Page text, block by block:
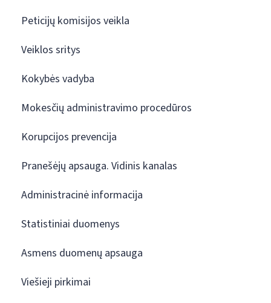
Peticijų komisijos veikla
Veiklos sritys
Kokybės vadyba
Mokesčių administravimo procedūros
Korupcijos prevencija
Pranešėjų apsauga. Vidinis kanalas
Administracinė informacija
Statistiniai duomenys
Asmens duomenų apsauga
Viešieji pirkimai